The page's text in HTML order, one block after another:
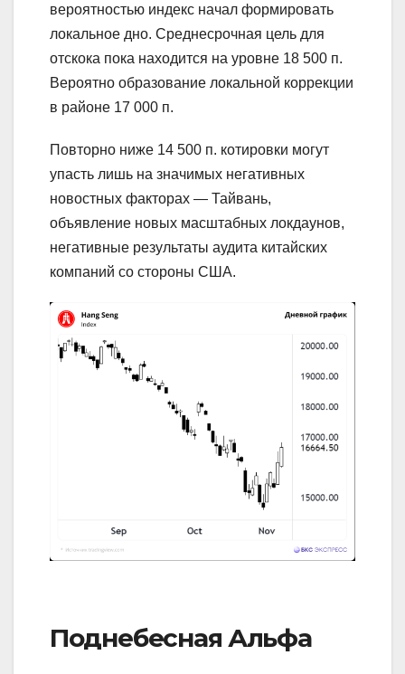
вероятностью индекс начал формировать
локальное дно. Среднесрочная цель для
отскока пока находится на уровне 18 500 п.
Вероятно образование локальной коррекции
в районе 17 000 п.
Повторно ниже 14 500 п. котировки могут
упасть лишь на значимых негативных
новостных факторах — Тайвань,
объявление новых масштабных локдаунов,
негативные результаты аудита китайских
компаний со стороны США.
Поднебесная Альфа